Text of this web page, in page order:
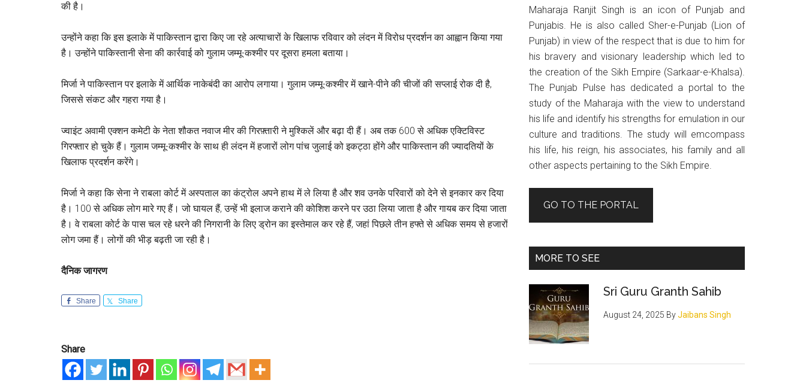
की है।
उन्होंने कहा कि इस इलाके में पाकिस्तान द्वारा किए जा रहे अत्याचारों के खिलाफ रविवार को लंदन में विरोध प्रदर्शन का आह्वान किया गया
है। उन्होंने पाकिस्तानी सेना की कार्रवाई को गुलाम जम्मू-कश्मीर पर दूसरा हमला बताया।
मिर्जा ने पाकिस्तान पर इलाके में आर्थिक नाकेबंदी का आरोप लगाया। गुलाम जम्मू-कश्मीर में खाने-पीने की चीजों की सप्लाई रोक दी है,
जिससे संकट और गहरा गया है।
ज्वाइंट अवामी एक्शन कमेटी के नेता शौकत नवाज मीर की गिरफ़्तारी ने मुश्किलें और बढ़ा दी हैं। अब तक 600 से अधिक एक्टिविस्ट
गिरफ्तार हो चुके हैं। गुलाम जम्मू-कश्मीर के साथ ही लंदन में हजारों लोग पांच जुलाई को इकट्ठा होंगे और पाकिस्तान की ज्यादतियों के
खिलाफ प्रदर्शन करेंगे।
मिर्जा ने कहा कि सेना ने राबला कोर्ट में अस्पताल का कंट्रोल अपने हाथ में ले लिया है और शव उनके परिवारों को देने से इनकार कर दिया
है। 100 से अधिक लोग मारे गए हैं। जो घायल हैं, उन्हें भी इलाज कराने की कोशिश करने पर उठा लिया जाता है और गायब कर दिया जाता
है। वे राबला कोर्ट के पास चल रहे धरने की निगरानी के लिए ड्रोन का इस्तेमाल कर रहे हैं, जहां पिछले तीन हफ्ते से अधिक समय से हजारों
लोग जमा हैं। लोगों की भीड़ बढ़ती जा रही है।
दैनिक जागरण
Share Share
Share
Maharaja Ranjit Singh is an icon of Punjab and
Punjabis. He is also called Sher-e-Punjab (Lion of
Punjab) in view of the respect that is due to him for
his bravery and visionary leadership which led to
the creation of the Sikh Empire (Sarkaar-e-Khalsa).
The Punjab Pulse has dedicated a portal to the
study of the Maharaja with the view to understand
his life and identify his strengths for emulation in our
culture and traditions. The study will emcompass
his life, his reign, his associates, his family and all
other aspects pertaining to the Sikh Empire.
GO TO THE PORTAL
MORE TO SEE
Sri Guru Granth Sahib
August 24, 2025 ByJaibans Singh